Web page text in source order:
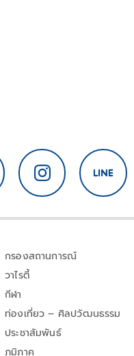
กรองสถานการณ์
วาไรตี้
กีฬา
ท่องเที่ยว – ศิลปวัฒนธรรม
ประชาสัมพันธ์
ภูมิภาค